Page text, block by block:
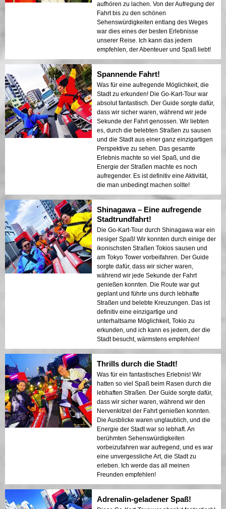
aufhören zu lachen. Von der Aufregung der
Fahrt bis zu den schönen
Sehenswürdigkeiten entlang des Weges
war dies eines der besten Erlebnisse
unserer Reise. Ich kann das jedem
empfehlen, der Abenteuer und Spaß liebt!
Spannende Fahrt!
Was für eine aufregende Möglichkeit, die
Stadt zu erkunden! Die Go-Kart-Tour war
absolut fantastisch. Der Guide sorgte dafür,
dass wir sicher waren, während wir jede
Sekunde der Fahrt genossen. Wir liebten
es, durch die belebten Straßen zu sausen
und die Stadt aus einer ganz einzigartigen
Perspektive zu sehen. Das gesamte
Erlebnis machte so viel Spaß, und die
Energie der Straßen machte es noch
aufregender. Es ist definitiv eine Aktivität,
die man unbedingt machen sollte!
Shinagawa – Eine aufregende
Stadtrundfahrt!
Die Go-Kart-Tour durch Shinagawa war ein
riesiger Spaß! Wir konnten durch einige der
ikonischsten Straßen Tokios sausen und
am Tokyo Tower vorbeifahren. Der Guide
sorgte dafür, dass wir sicher waren,
während wir jede Sekunde der Fahrt
genießen konnten. Die Route war gut
geplant und führte uns durch lebhafte
Straßen und belebte Kreuzungen. Das ist
definitiv eine einzigartige und
unterhaltsame Möglichkeit, Tokio zu
erkunden, und ich kann es jedem, der die
Stadt besucht, wärmstens empfehlen!
Thrills durch die Stadt!
Was für ein fantastisches Erlebnis! Wir
hatten so viel Spaß beim Rasen durch die
lebhaften Straßen. Der Guide sorgte dafür,
dass wir sicher waren, während wir den
Nervenkitzel der Fahrt genießen konnten.
Die Ausblicke waren unglaublich, und die
Energie der Stadt war so lebhaft. An
berühmten Sehenswürdigkeiten
vorbeizufahren war aufregend, und es war
eine unvergessliche Art, die Stadt zu
erleben. Ich werde das all meinen
Freunden empfehlen!
Adrenalin-geladener Spaß!